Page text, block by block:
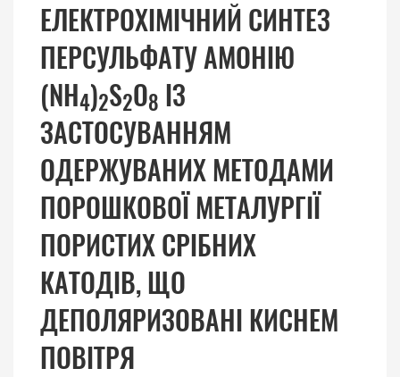
ЕЛЕКТРОХІМІЧНИЙ СИНТЕЗ
ПЕРСУЛЬФАТУ АМОНІЮ
(NH4)2S2O8 ІЗ
ЗАСТОСУВАННЯМ
ОДЕРЖУВАНИХ МЕТОДАМИ
ПОРОШКОВОЇ МЕТАЛУРГІЇ
ПОРИСТИХ СРІБНИХ
КАТОДІВ, ЩО
ДЕПОЛЯРИЗОВАНІ КИСНЕМ
ПОВІТРЯ